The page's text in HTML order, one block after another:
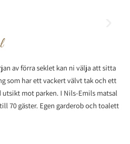
av förra seklet kan ni välja att sitta
som har ett vackert välvt tak och ett
mot parken. I Nils-Emils matsal
70 gäster. Egen garderob och toalett